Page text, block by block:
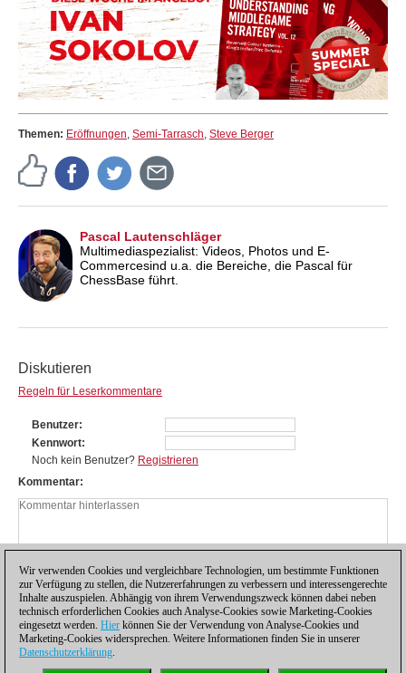
Themen: Eröffnungen, Semi-Tarrasch, Steve Berger
Pascal Lautenschläger
Multimediaspezialist: Videos, Photos und E-
Commercesind u.a. die Bereiche, die Pascal für
ChessBase führt.
Diskutieren
Regeln für Leserkommentare
Benutzer
Kennwort
Noch kein Benutzer? Registrieren
Kommentar
Wir verwenden Cookies und vergleichbare Technologien, um bestimmte Funktionen
zur Verfügung zu stellen, die Nutzererfahrungen zu verbessern und interessengerechte
Inhalte auszuspielen. Abhängig von ihrem Verwendungszweck können dabei neben
technisch erforderlichen Cookies auch Analyse-Cookies sowie Marketing-Cookies
eingesetzt werden. Hier können Sie der Verwendung von Analyse-Cookies und
Marketing-Cookies widersprechen. Weitere Informationen finden Sie in unserer
Datenschutzerklärung.